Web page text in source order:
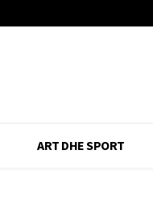
ART DHE SPORT